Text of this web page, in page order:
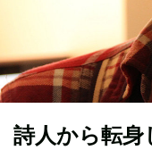
詩人から転身